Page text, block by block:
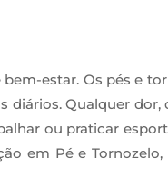
estar. Os pés e
diários. Qualquer dor,
ou praticar
em Pé e Tornozelo,